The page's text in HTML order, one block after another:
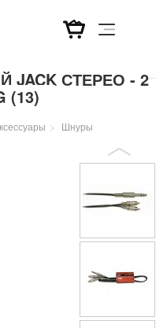
СТЕРЕО - 2
(13)
Шнуры